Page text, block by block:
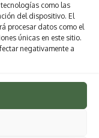
como las
del dispositivo. El
procesar datos como el
únicas en este sitio.
negativamente a